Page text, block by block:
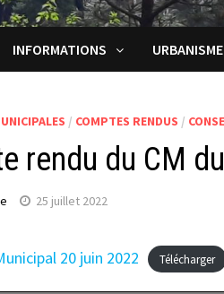
INFORMATIONS URBANISME
/ COMPTES RENDUS /
rendu du CM
25 juillet 2022
20 juin 2022 Télécharger